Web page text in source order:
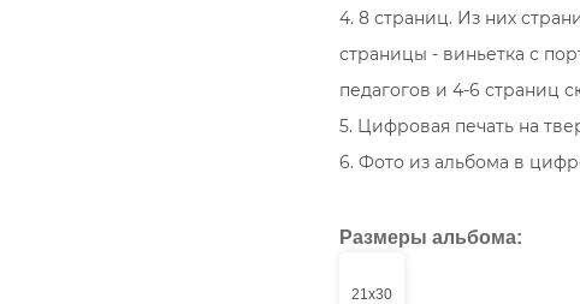
4. 8 страниц. Из них
страницы - виньетка с
педагогов и 4-6 страниц
5. Цифровая печать на
6. Фото из альбома в
Размеры альбома:
21х30